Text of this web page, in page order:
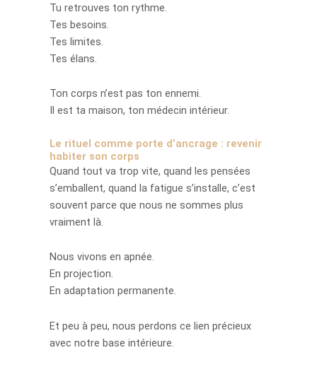
Tu retrouves ton rythme.
Tes besoins.
Tes limites.
Tes élans.
Ton corps n’est pas ton ennemi.
Il est ta maison, ton médecin intérieur.
Le rituel comme porte d’ancrage : revenir
habiter son corps
Quand tout va trop vite, quand les pensées
s’emballent, quand la fatigue s’installe, c’est
souvent parce que nous ne sommes plus
vraiment là.
Nous vivons en apnée.
En projection.
En adaptation permanente.
Et peu à peu, nous perdons ce lien précieux
avec notre base intérieure.